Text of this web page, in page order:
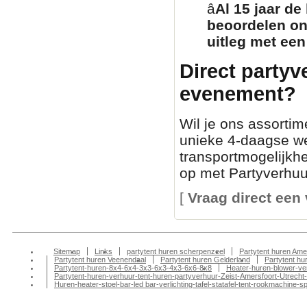
â­Al 15 jaar
beoordelen
uitleg met
Direct
evenement?
Wil je ons
unieke 4-daagse
op met
[ Vraag direct
Sitemap Links partytent huren scherpenzeel
Partytent huren
Partytent huren Veenendaal
Partytent huren Gelderland
Partytent
Partytent-huren-8x4-6x4-3x3-6x3-4x3-6x6-8x8
Heater-huren-blower-
Partytent-huren-verhuur-tent-huren-partyverhuur-Zeist-Amersfoort-
Huren-heater-stoel-bar-led bar-verlichting-tafel-statafel-tent-